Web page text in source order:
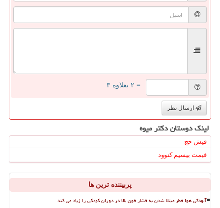
= ۲ بعلاوه ۳
ارسال نظر
لینک دوستان دكتر میوه
فیش حج
قیمت بیسیم کنوود
پربیننده ترین ها
آلودگی هوا خطر مبتلا شدن به فشار خون بالا در دوران کودکی را زیاد می کند